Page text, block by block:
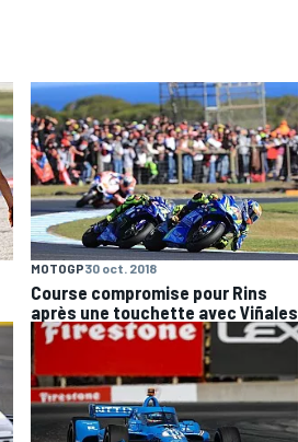
MOTOGP30 oct. 2018
Course compromise pour Rins
après une touchette avec Viñales